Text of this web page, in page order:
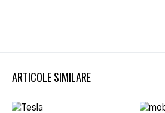
ARTICOLE SIMILARE